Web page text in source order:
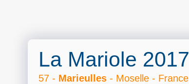
La Mariole 2017
57 - Marieulles - Moselle - France